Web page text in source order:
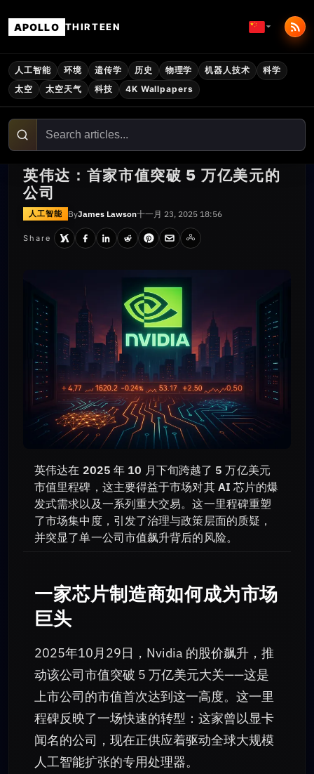
APOLLO THIRTEEN
人工智能 环境 遗传学 历史 物理学 机器人技术
科学
太空
太空天气 科技 4K Wallpapers
英伟达：首家市值突破 5 万亿美元的
公司
人工智能 ByJames Lawson十一月 23, 2025 18:56
Share
英伟达在 2025 年 10 月下旬跨越了 5 万亿美元
市值里程碑，这主要得益于市场对其 AI 芯片的爆
发式需求以及一系列重大交易。这一里程碑重塑
了市场集中度，引发了治理与政策层面的质疑，
并突显了单一公司市值飙升背后的风险。
一家芯片制造商如何成为市场
巨头
2025年10月29日，Nvidia 的股价飙升，推
动该公司市值突破 5 万亿美元大关——这是
上市公司的市值首次达到这一高度。这一里
程碑反映了一场快速的转型：这家曾以显卡
闻名的公司，现在正供应着驱动全球大规模
人工智能扩张的专用处理器。